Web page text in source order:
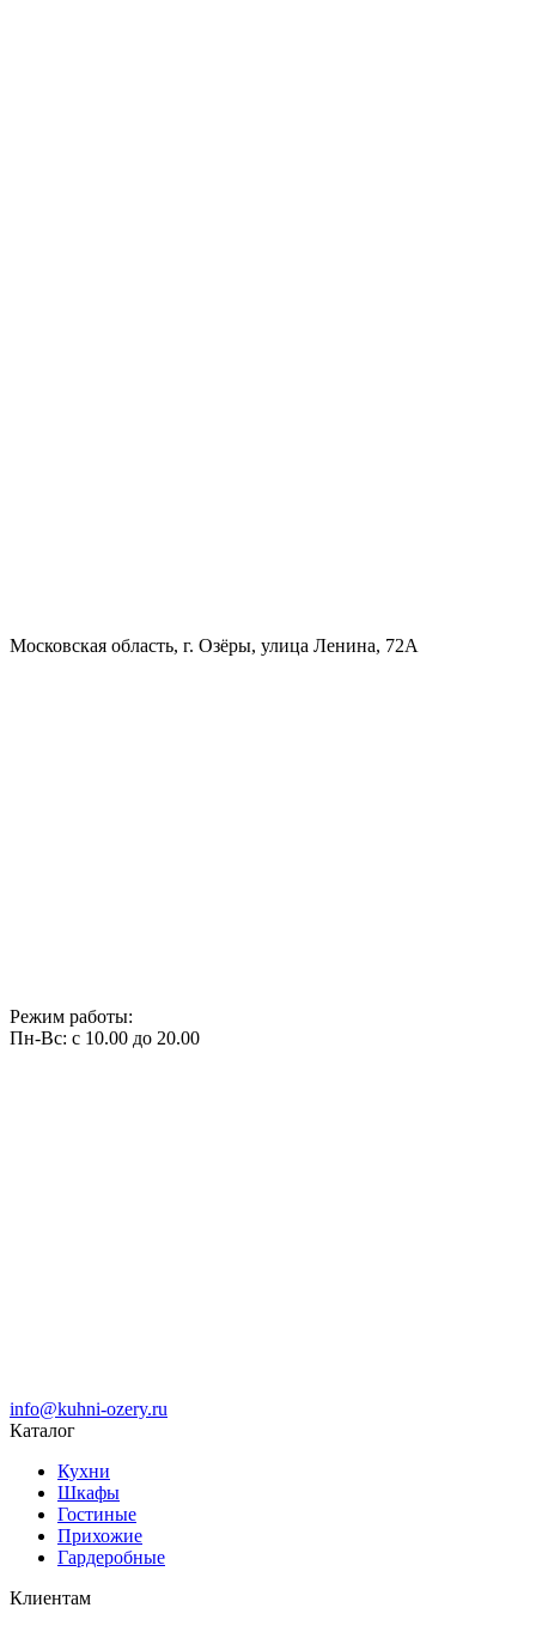
Московская область, г. Озёры, улица Ленина, 72А
Режим работы:
Пн-Вс: с 10.00 до 20.00
info@kuhni-ozery.ru
Каталог
Кухни
Шкафы
Гостиные
Прихожие
Гардеробные
Клиентам